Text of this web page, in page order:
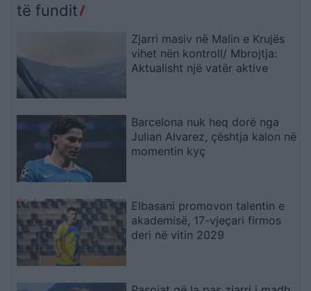
të fundit
Zjarri masiv në Malin e Krujës
vihet nën kontroll/ Mbrojtja:
Aktualisht një vatër aktive
Barcelona nuk heq dorë nga
Julian Alvarez, çështja kalon në
momentin kyç
Elbasani promovon talentin e
akademisë, 17-vjeçari firmos
deri në vitin 2029